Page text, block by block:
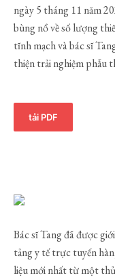
ngày 5 tháng 11 năm
bùng nổ về số lượng
tĩnh mạch và bác sĩ
thiện trải nghiệm phẫu
tải PDF
Bác sĩ Tang đã được
tảng y tế trực tuyến
liệu mới nhất từ một